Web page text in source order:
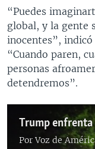
“Puedes
global, y la gente
inocentes”,
“Cuando paren,
personas
detendremos”.
PorVoz de